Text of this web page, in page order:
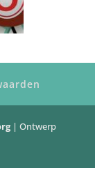
| Ontwerp